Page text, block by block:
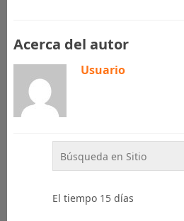
Acerca del autor
Usuario
El tiempo 15 días